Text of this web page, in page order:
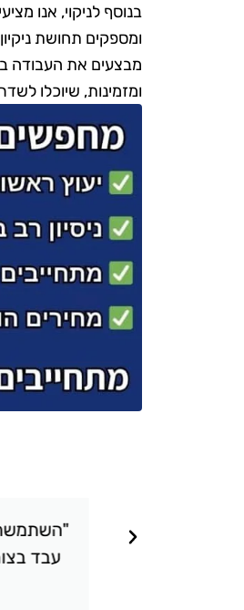
בנוסף לניקוי, אנו
ומספקים תחושת
מבצעים את העבודה
ומזמינות, שיוכלו
"השתמשתי
עבד